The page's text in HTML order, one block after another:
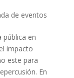
de eventos
pública en
impacto
este para
En